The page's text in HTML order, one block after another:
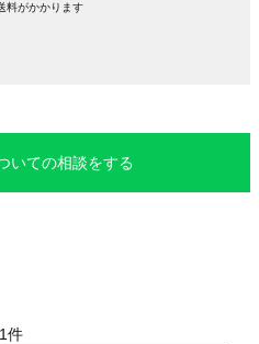
料がかかります
いての相談をする
1